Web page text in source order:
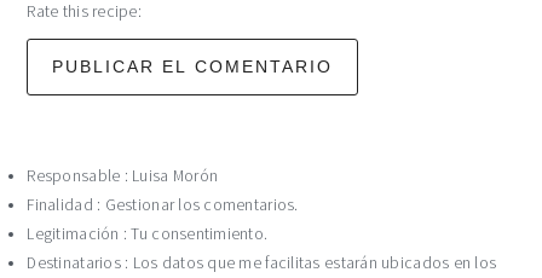
Rate this recipe:
Responsable : Luisa Morón
Finalidad : Gestionar los comentarios.
Legitimación : Tu consentimiento.
Destinatarios : Los datos que me facilitas estarán ubicados en los